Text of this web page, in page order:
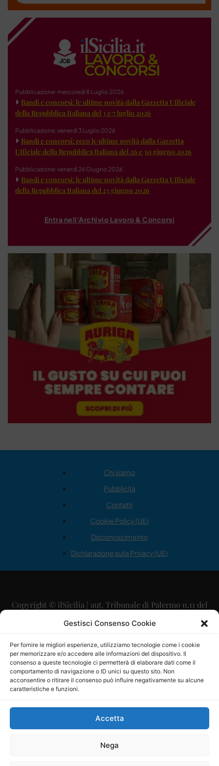
Gestisci Consenso Cookie
Per fornire le migliori esperienze, utilizziamo tecnologie come i cookie
per memorizzare e/o accedere alle informazioni del dispositivo. Il
consenso a queste tecnologie ci permetterà di elaborare dati come il
comportamento di navigazione o ID unici su questo sito. Non
acconsentire o ritirare il consenso può influire negativamente su alcune
caratteristiche e funzioni.
Accetta
Nega
Pubblicazione: mercoledì 8 Luglio 2026
Bandi e concorsi: le ultime novità dalla Gazzetta Ufficiale
della Repubblica Italiana del 3 e 7 luglio 2026
Pubblicazione: venerdì 3 Luglio 2026
Bandi e concorsi: ecco le ultime novità dalla Gazzetta
Ufficiale della Repubblica Italiana del 26 e 30 giugno 2026
Pubblicazione: venerdì 26 Giugno 2026
Bandi e concorsi: le ultime novità dalla Gazzetta Ufficiale
della Repubblica Italiana del 23 giugno 2026
Entra nell'Archivio Lavoro & Concorsi
Chi siamo
Pubblicità
Contatti
Cookie Policy (UE)
Disconoscimento
Dichiarazione sulla Privacy (UE)
Copyright © ilSicilia | aut. Tribunale di Palermo n.11 del
29/09/2015
Direttore Editoriale: Maurizio Scaglione
Direttore Responsabile: Maria Calabrese
P.IVA: 06334930820
Mercurio Comunicazione Società Cooperativa a r.l. è
iscritta al Registro degli Operatori di Comunicazione al